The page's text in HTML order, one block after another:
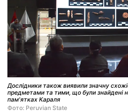
Дослідники також виявили значну
предметами та тими, що були знайдені
пам'ятках Караля
Фото: Peruvian State